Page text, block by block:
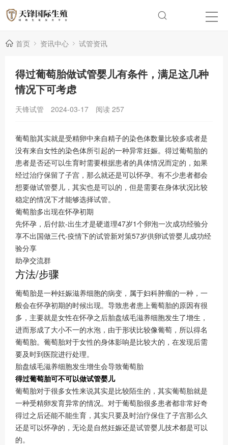
首页 资讯中心 试管资讯
得过葡萄胎做试管婴儿有条件，满足这几种
情况下可考虑
天锋试管 2024-03-17 阅读 257
葡萄胎其实就是受精卵中来自精子的染色体数量比较多或者是
没有来自女性的染色体所引起的一种异常妊娠。得过葡萄胎的
患者是否还可以生育时需要根据患者的具体情况而定的，如果
经过治疗保留了子宫，那么就还是可以怀孕。有不少患者都会
想要做试管婴儿，其实也是可以的，但是需要在身体状况比较
稳定的情况下才能够选择试管。
葡萄胎多出现在怀孕初期
先怀孕，后付款-出生才是硬道理47岁1个卵泡一次成功经验分
享不出国做三代-疫情下的试管新对策57岁供卵试管婴儿成功经
验分享
助孕交流群
方法/步骤
葡萄胎是一种妊娠滋养细胞的病变，属于妇科肿瘤的一种，一
般会在怀孕初期的时候出现。导致患者患上葡萄胎的原因有很
多，主要就是女性在怀孕之后胎盘绒毛滋养细胞发生了增生，
进而形成了大小不一的水泡，由于形状比较像葡萄，所以得名
葡萄胎。葡萄胎对于女性的身体影响是比较大的，在发现后需
要及时到医院进行处理。
胎盘绒毛滋养细胞发生增生会导致葡萄胎
得过葡萄胎可不可以做试管婴儿
葡萄胎对于很多女性来说其实是比较陌生的，其实葡萄胎就是
一种受精卵发育异常的情况。对于葡萄胎很多患者都非常好奇
得过之后还能不能生育，其实只要及时治疗保住了子宫那么久
还是可以怀孕的，无论是自然妊娠还是试管婴儿技术都是可以
的。